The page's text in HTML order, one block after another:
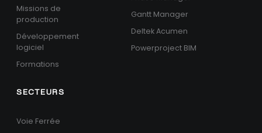
Missions de
production
Développement
logiciel
Formations
Gantt Manager
Deltek Acumen
Powerproject BIM
SECTEURS
Voie Ferrée